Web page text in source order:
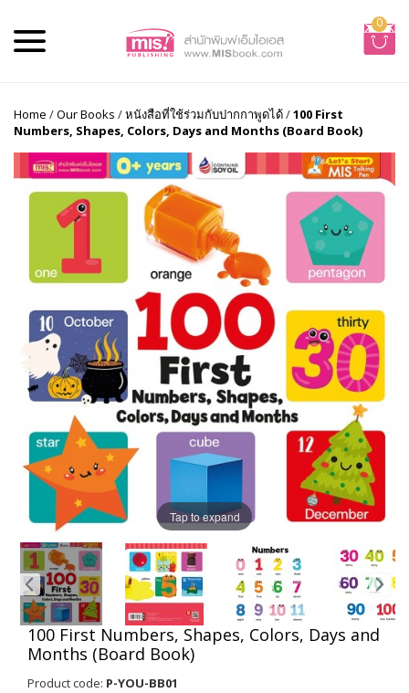
0
Home /Our Books /หนังสือที่ใช้ร่วมกับปากกาพูดได้/100 First
Numbers, Shapes, Colors, Days and Months (Board Book)
Tap to expand
100 First Numbers, Shapes, Colors, Days and
Months (Board Book)
Product code: P-YOU-BB01